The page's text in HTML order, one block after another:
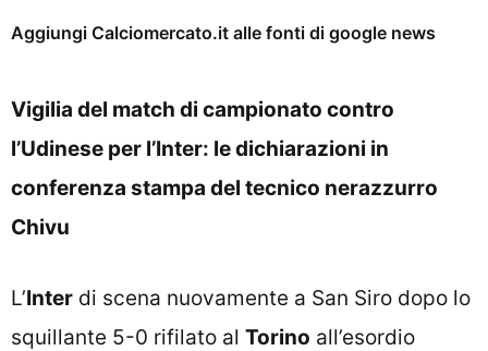
Aggiungi Calciomercato.it alle fonti di google news
Vigilia del match di campionato contro
l’Udinese per l’Inter: le dichiarazioni in
conferenza stampa del tecnico nerazzurro
Chivu
L’Inter di scena nuovamente a San Siro dopo lo
squillante 5-0 rifilato al Torino all’esordio